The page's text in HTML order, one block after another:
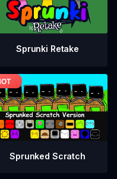
Sprunki Retake
Sprunked Scratch